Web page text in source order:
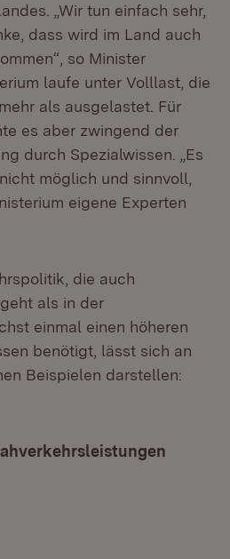
„Wir tun einfach sehr,
dass wird im Land auch
so Minister
laufe unter Volllast, die
als ausgelastet. Für
es aber zwingend der
durch Spezialwissen. „Es
möglich und sinnvoll,
eigene Experten
die auch
als in der
einmal einen höheren
benötigt, lässt sich an
Beispielen darstellen: